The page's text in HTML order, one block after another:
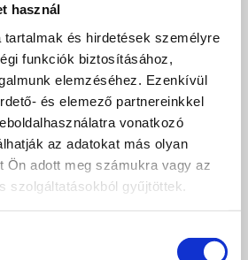
használ
tartalmak és hirdetések személyre
funkciók biztosításához,
elemzéséhez. Ezenkívül
és elemező partnereinkkel
vonatkozó
az adatokat más olyan
Ön adott meg számukra vagy az
szolgáltatásokból gyűjtöttek.